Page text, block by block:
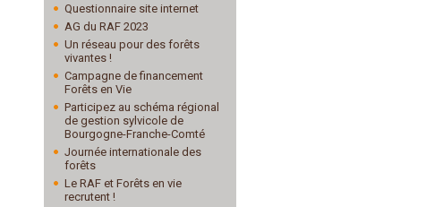
Questionnaire site internet
AG du RAF 2023
Un réseau pour des forêts
vivantes !
Campagne de financement
Forêts en Vie
Participez au schéma régional
de gestion sylvicole de
Bourgogne-Franche-Comté
Journée internationale des
forêts
Le RAF et Forêts en vie
recrutent !